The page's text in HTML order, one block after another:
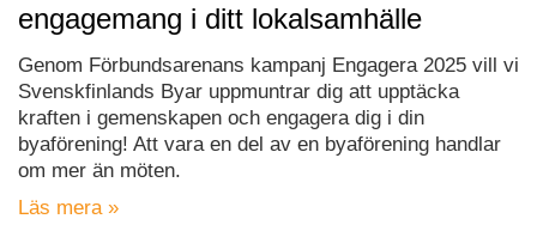
engagemang i ditt lokalsamhälle
Genom Förbundsarenans kampanj Engagera 2025 vill vi
Svenskfinlands Byar uppmuntrar dig att upptäcka
kraften i gemenskapen och engagera dig i din
byaförening! Att vara en del av en byaförening handlar
om mer än möten.
Läs mera »